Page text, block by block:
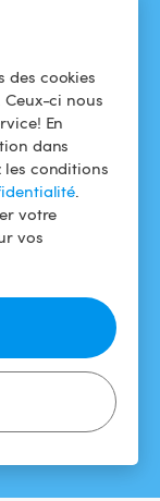
des cookies
ci nous
En
dans
les conditions
.
votre
vos
Conditions
d'utilisation
Politique de
confidentialité
Mentions légales